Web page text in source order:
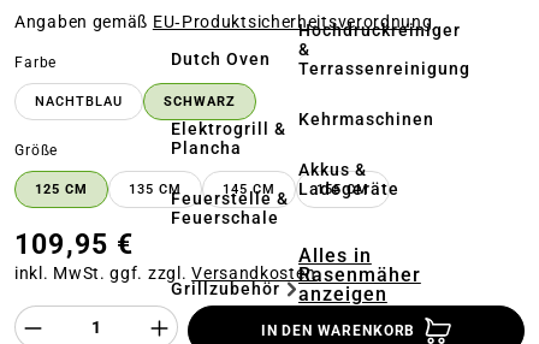
Dutch Oven
Elektrogrill &
Plancha
Feuerstelle &
Feuerschale
Grillzubehör
Hochdruckreiniger
&
Terrassenreinigung
Kehrmaschinen
Akkus &
Ladegeräte
Alles in
Rasenmäher
anzeigen
Angaben gemäß EU‑Produktsicherheitsverordnung
Farbe
NACHTBLAU SCHWARZ
Größe
125 CM 135 CM 145 CM 155 CM
109,95 €
inkl. MwSt. ggf. zzgl.Versandkosten
Produkt Anzahl des Produktes
IN DEN WARENKORB